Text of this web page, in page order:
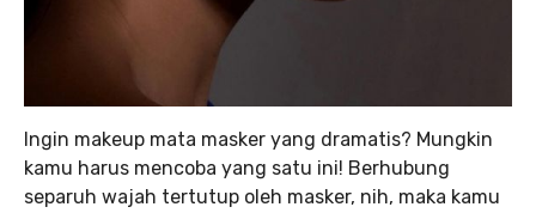
Ingin makeup mata masker yang dramatis? Mungkin
kamu harus mencoba yang satu ini! Berhubung
separuh wajah tertutup oleh masker, nih, maka kamu